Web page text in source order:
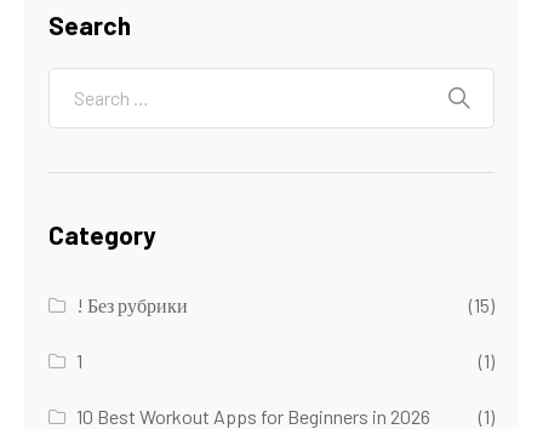
Search
Category
! Без рубрики (15)
1 (1)
10 Best Workout Apps for Beginners in 2026 (1)